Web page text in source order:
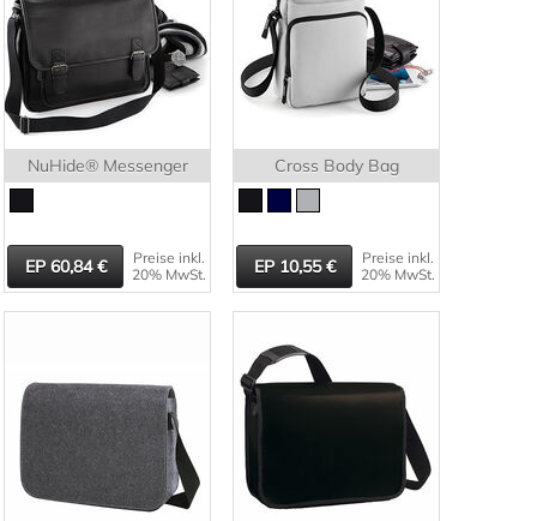
NuHide® Messenger
60,84
Preise inkl.
20% MwSt.
Cross Body Bag
10,55
Preise inkl.
20% MwSt.